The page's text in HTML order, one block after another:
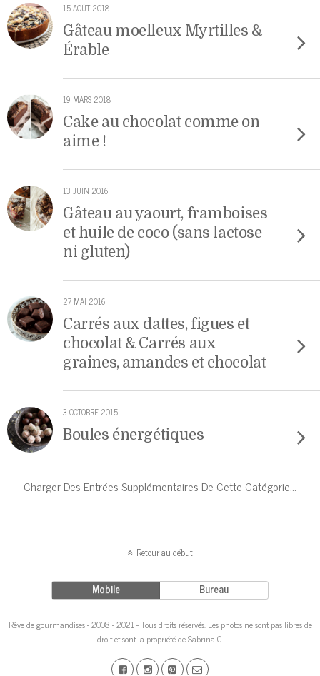
15 AOÛT 2018
Gâteau moelleux Myrtilles &
Érable
19 MARS 2018
Cake au chocolat comme on
aime !
13 JUIN 2016
Gâteau au yaourt, framboises
et huile de coco (sans lactose
ni gluten)
27 MAI 2016
Carrés aux dattes, figues et
chocolat & Carrés aux
graines, amandes et chocolat
3 OCTOBRE 2015
Boules énergétiques
Charger Des Entrées Supplémentaires De Cette Catégorie…
Retour au début
Mobile Bureau
Rêve de gourmandises - 2008 - 2021 - Tous droits réservés. Les photos ne sont pas libres de
droit et sont la propriété de Sabrina C.